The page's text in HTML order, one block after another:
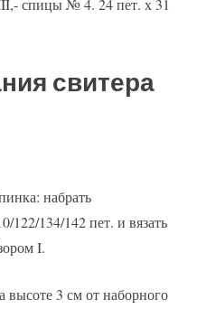
спицы № 4. 24 пет. х 31
свитера
набрать
122/134/142 пет. и вязать
I.
высоте 3 см от наборного